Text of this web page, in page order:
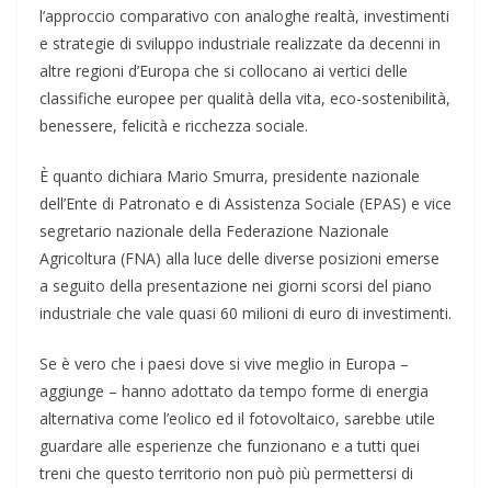
l’approccio comparativo con analoghe realtà, investimenti
e strategie di sviluppo industriale realizzate da decenni in
altre regioni d’Europa che si collocano ai vertici delle
classifiche europee per qualità della vita, eco-sostenibilità,
benessere, felicità e ricchezza sociale.
È quanto dichiara Mario Smurra, presidente nazionale
dell’Ente di Patronato e di Assistenza Sociale (EPAS) e vice
segretario nazionale della Federazione Nazionale
Agricoltura (FNA) alla luce delle diverse posizioni emerse
a seguito della presentazione nei giorni scorsi del piano
industriale che vale quasi 60 milioni di euro di investimenti.
Se è vero che i paesi dove si vive meglio in Europa –
aggiunge – hanno adottato da tempo forme di energia
alternativa come l’eolico ed il fotovoltaico, sarebbe utile
guardare alle esperienze che funzionano e a tutti quei
treni che questo territorio non può più permettersi di